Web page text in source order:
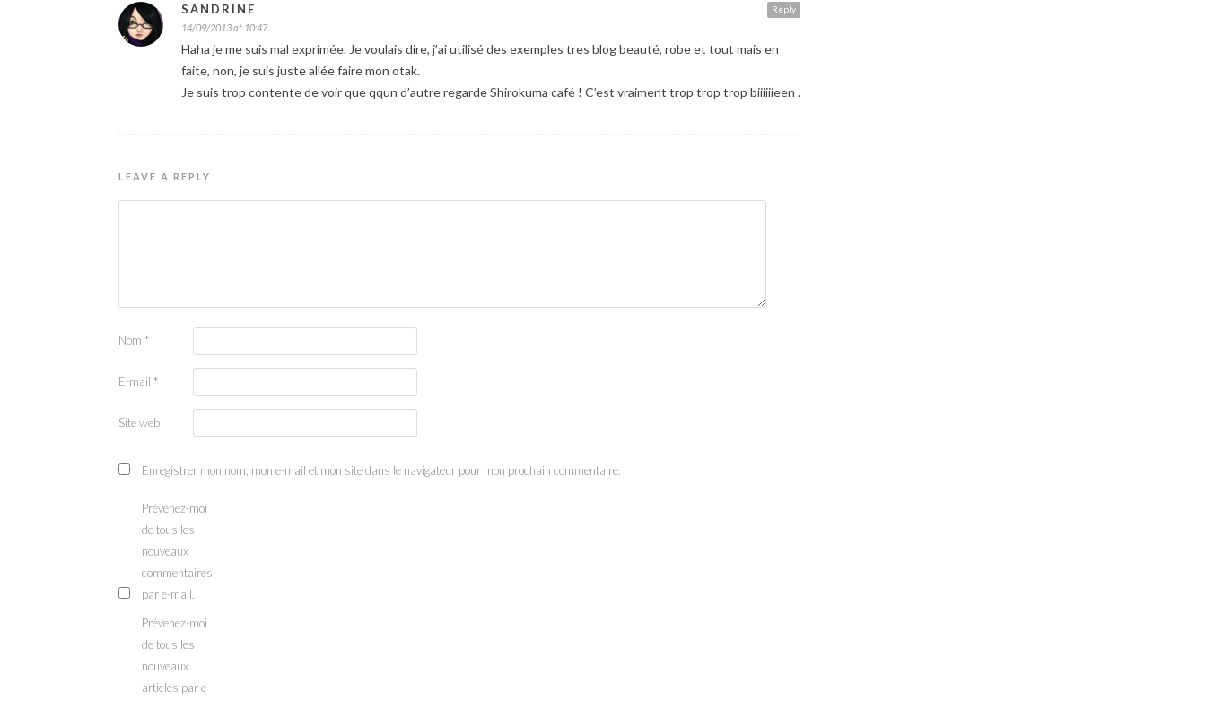
Reply
SANDRINE
14/09/2013 at 10:47
Haha je me suis mal exprimée. Je voulais dire, j’ai utilisé des exemples tres blog beauté, robe et tout mais en
faite, non, je suis juste allée faire mon otak.
Je suis trop contente de voir que qqun d’autre regarde Shirokuma café ! C’est vraiment trop trop trop biiiiiieen .
LEAVE A REPLY
Nom *
E-mail *
Site web
Enregistrer mon nom, mon e-mail et mon site dans le navigateur pour mon prochain commentaire.
Prévenez-moi
de tous les
nouveaux
commentaires
par e-mail.
Prévenez-moi
de tous les
nouveaux
articles par e-